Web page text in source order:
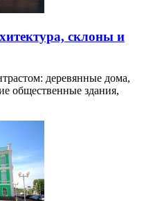
склоны и
деревянные дома,
общественные здания,